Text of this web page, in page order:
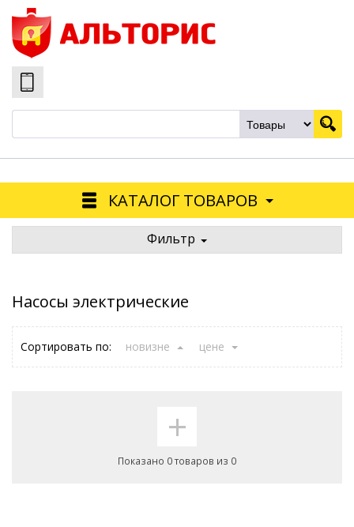
КАТАЛОГ ТОВАРОВ
Фильтр
Насосы электрические
Сортировать по: новизне цене
+
Показано 0 товаров из 0